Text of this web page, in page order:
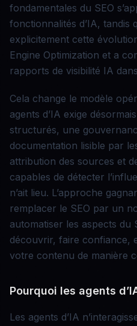
fondamentales du SEO
fonctionnalités d’IA, tandis
explicitement cette
Engine Optimization et a
rapports de visibilité IA
Cela change le modèle
agents d’IA exige
structurés, une
documentation lisible par
attribution des sources et
capables de détecter
n’ait lieu. L’approche
remplacer le SEO par un
automatiser les aspects du
découvrir, faire confiance,
votre contenu de manière
Pourquoi les agents
Les agents d’IA